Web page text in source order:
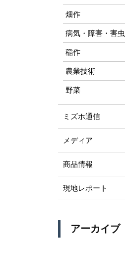
畑作
病気・障害・害虫
稲作
農業技術
野菜
ミズホ通信
メディア
商品情報
現地レポート
アーカイブ